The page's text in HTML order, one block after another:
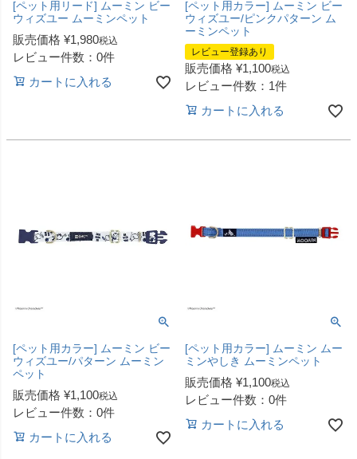
[ペット用リード] ムーミン ビー
ウィズユー ムーミンペット
販売価格 ¥1,980税込
レビュー件数：0件
カートに入れる
[ペット用カラー] ムーミン ビー
ウィズユー/ピンクパターン ム
ーミンペット
レビュー登録あり
販売価格 ¥1,100税込
レビュー件数：1件
カートに入れる
[ペット用カラー] ムーミン ビー
ウィズユー/パターン ムーミン
ペット
販売価格 ¥1,100税込
レビュー件数：0件
カートに入れる
[ペット用カラー] ムーミン ムー
ミンやしき ムーミンペット
販売価格 ¥1,100税込
レビュー件数：0件
カートに入れる